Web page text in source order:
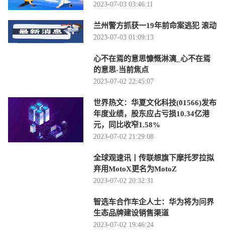
2023-07-03 03:46:11
兰州警方抓获一19年前命案逃犯 滚动
2023-07-03 01:09:13
心不在焉的意思慷慨淋漓_心不在焉
的意思-当前焦点
2023-07-02 22:45:07
世界热文：华夏文化科技(01566)发布
年度业绩，股东应占亏损10.34亿港
元，同比收窄1.58%
2023-07-02 21:29:08
全球观速讯丨传联想旗下摩托罗拉拟
弃用MotoX更名为MotoZ
2023-07-02 20:32:31
智选车合作车企人士：华为将为问界
生态品牌建设销售渠道
2023-07-02 19:46:24